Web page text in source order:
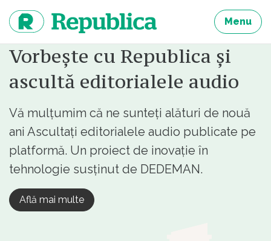
continut
Menu
Vorbește cu Republica și
ascultă editorialele audio
Vă mulțumim că ne sunteți alături de nouă
ani Ascultați editorialele audio publicate pe
platformă. Un proiect de inovație în
tehnologie susținut de DEDEMAN.
Află mai multe